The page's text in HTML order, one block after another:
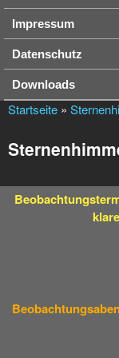
Impressum
Datenschutz
Downloads
Startseite »